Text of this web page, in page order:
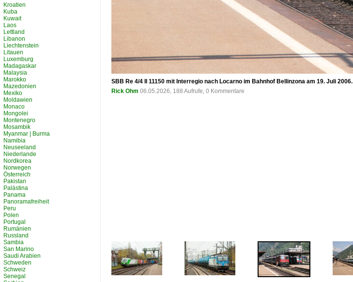
SBB Re 4/4 II 11150 mit Interregio nach Locarno im Bahnhof Bellinzona am 19. Juli 2006.
Rick Ohm 06.05.2026, 188 Aufrufe, 0 Kommentare
Kroatien
Kuba
Kuwait
Laos
Lettland
Libanon
Liechtenstein
Litauen
Luxemburg
Madagaskar
Malaysia
Marokko
Mazedonien
Mexiko
Moldawien
Monaco
Mongolei
Montenegro
Mosambik
Myanmar | Burma
Namibia
Neuseeland
Niederlande
Nordkorea
Norwegen
Österreich
Pakistan
Palästina
Panama
Panoramafreiheit
Peru
Polen
Portugal
Rumänien
Russland
Sambia
San Marino
Saudi Arabien
Schweden
Schweiz
Senegal